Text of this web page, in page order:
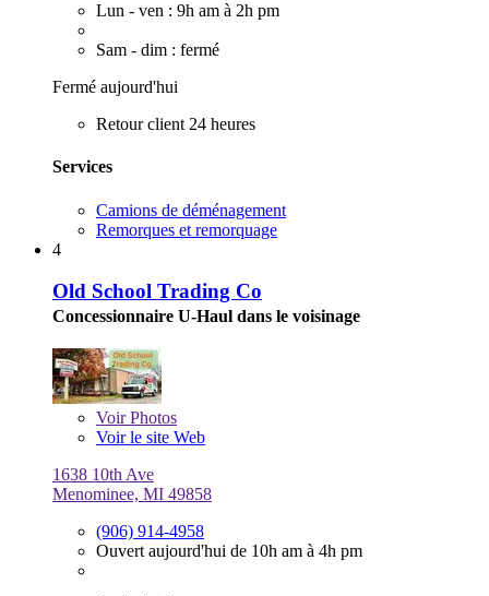
Lun - ven : 9h am à 2h pm
Sam - dim : fermé
Fermé aujourd'hui
Retour client 24 heures
Services
Camions de déménagement
Remorques et remorquage
4
Old School Trading Co
Concessionnaire U-Haul dans le voisinage
VoirPhotos
Voir le site Web
1638 10th Ave
Menominee, MI 49858
(906) 914-4958
Ouvert aujourd'hui de 10h am à 4h pm